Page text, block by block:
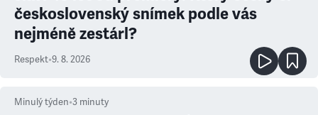
československý snímek podle vás
nejméně zestárl?
Respekt•9. 8. 2026
Minulý týden•3 minuty